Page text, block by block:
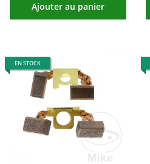
Ajouter au panier
EN STOCK